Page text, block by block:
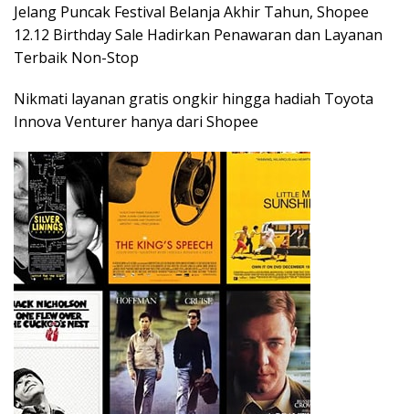
Jelang Puncak Festival Belanja Akhir Tahun, Shopee
12.12 Birthday Sale Hadirkan Penawaran dan Layanan
Terbaik Non-Stop
Nikmati layanan gratis ongkir hingga hadiah Toyota
Innova Venturer hanya dari Shopee